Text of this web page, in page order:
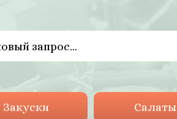
Закуски Салаты